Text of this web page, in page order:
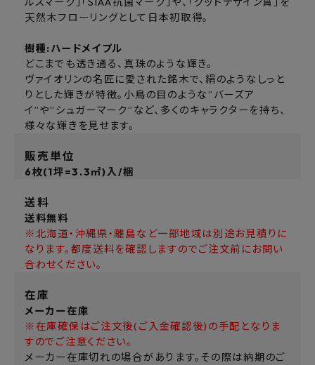
天然木フローリングとして日本初取得。
樹種:ハードメイプル
どこまでも透き通る、真珠のような輝き。
ヴァイオリンの名匠に愛された銘木で、絹のようなしっと
りとした輝きが特徴。小鳥の目のような”バーズア
イ”や”シュガーマーク”など、多くのキャラクターを持ち、
様々な輝きを見せます。
販売単位
6枚(1坪=3.3㎡)入/梱
送料
送料無料
※北海道・沖縄県・離島など一部地域は別途お見積りに
なります。都度送料を確認しますのでご注文前にお問い
合わせください。
在庫
メーカー在庫
※在庫確保はご注文後(ご入金確認後)の手配となりま
すのでご注意ください。
メーカー在庫切れの場合があります。その際は納期のご